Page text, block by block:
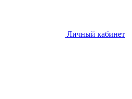
Личный кабинет